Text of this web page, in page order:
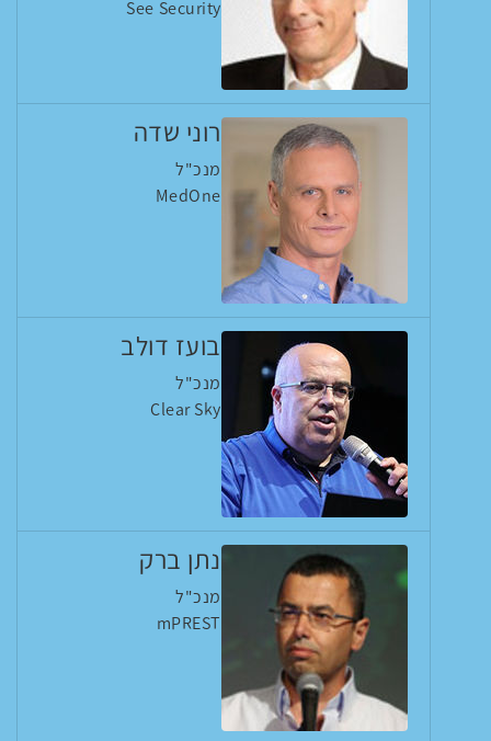
See Security
רוני שדה
מנכ"ל
MedOne
בועז דולב
מנכ"ל
Clear Sky
נתן ברק
מנכ"ל
mPREST